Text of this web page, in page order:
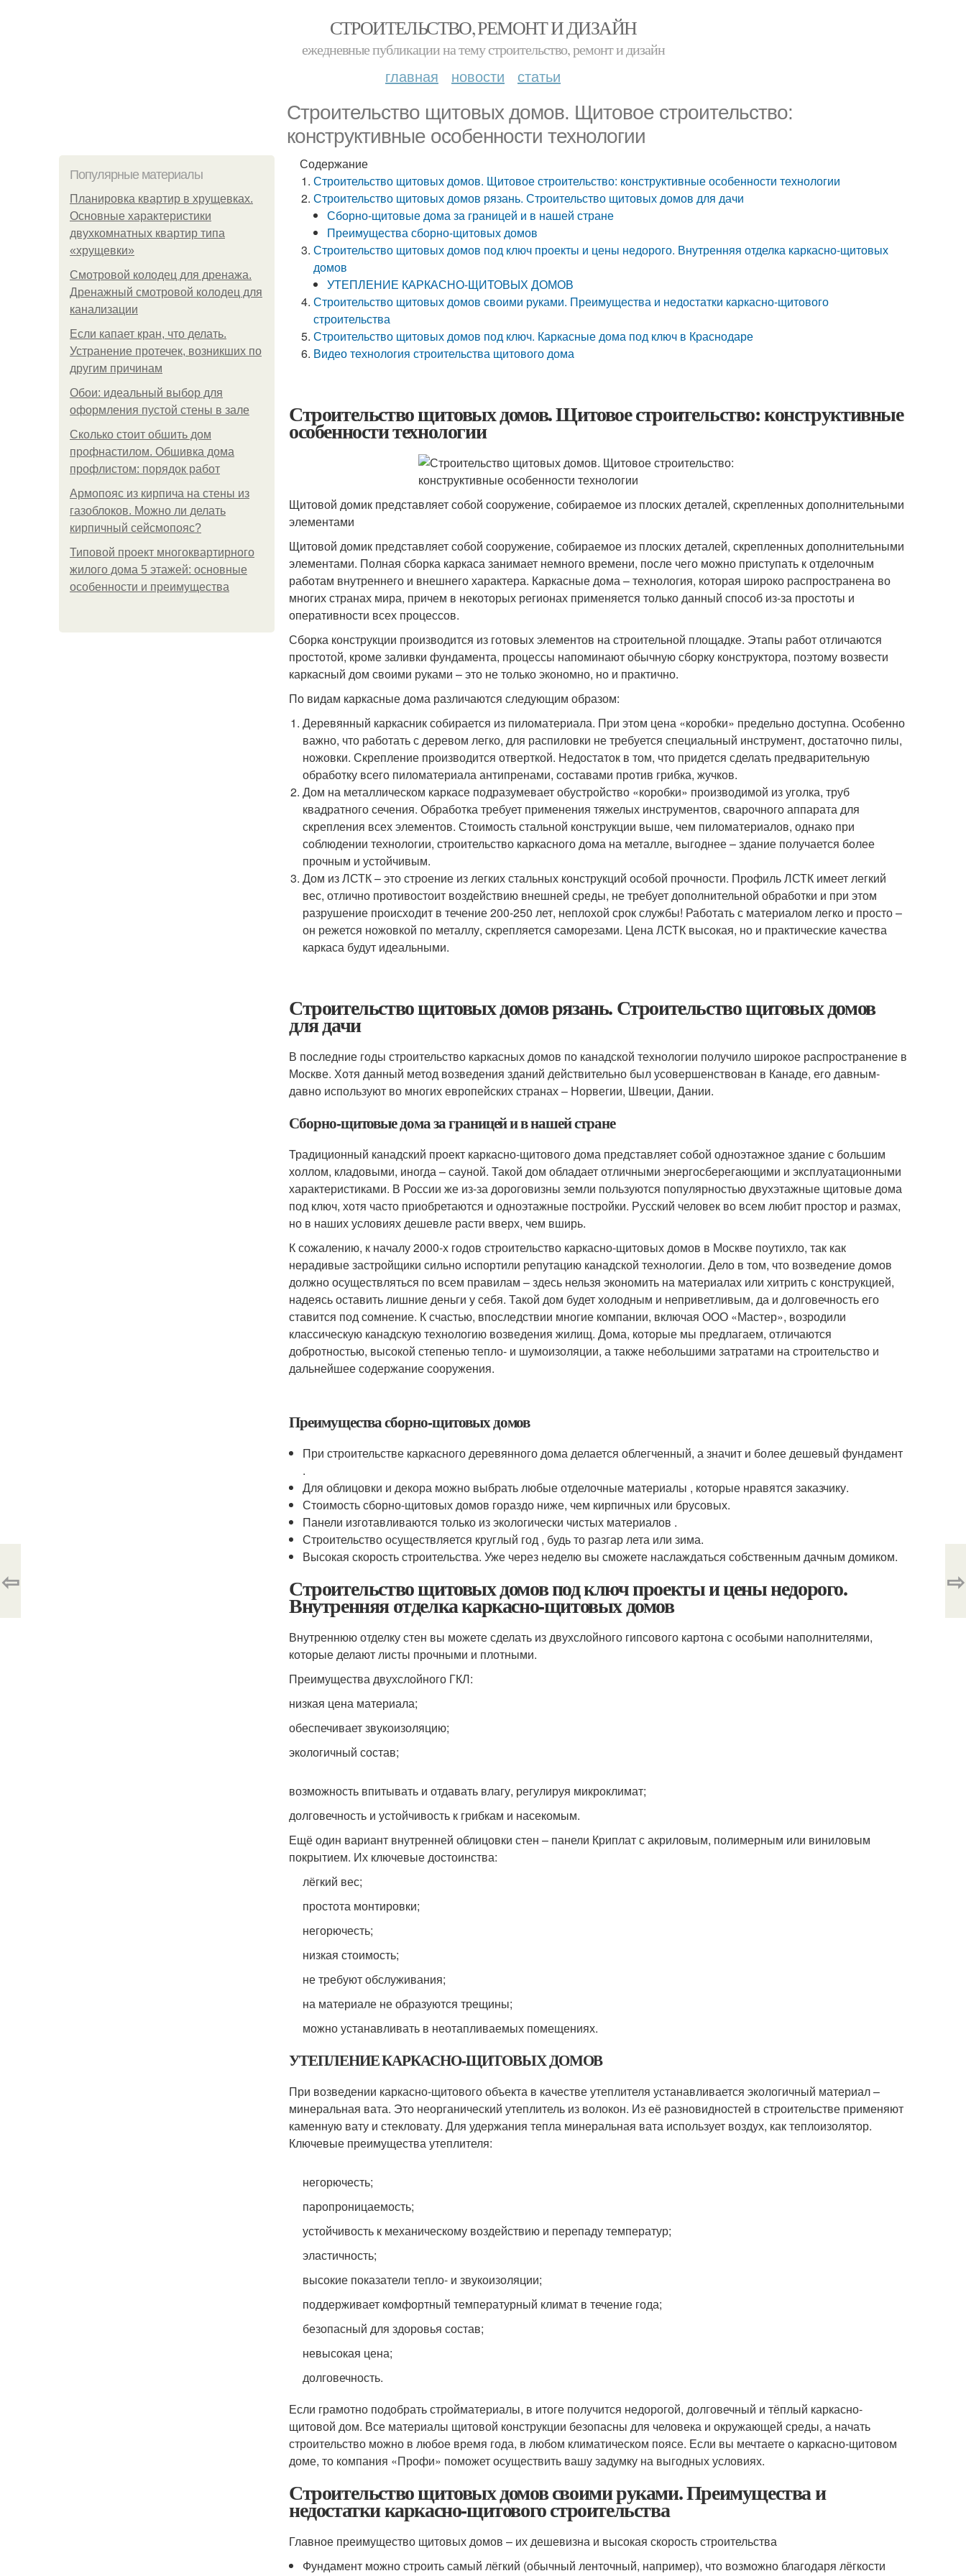
СТРОИТЕЛЬСТВО, РЕМОНТ И ДИЗАЙН
ежедневные публикации на тему строительство, ремонт и дизайн
главная новости статьи
Строительство щитовых домов. Щитовое строительство:
конструктивные особенности технологии
Популярные материалы
Планировка квартир в хрущевках.
Основные характеристики
двухкомнатных квартир типа
«хрущевки»
Смотровой колодец для дренажа.
Дренажный смотровой колодец для
канализации
Если капает кран, что делать.
Устранение протечек, возникших по
другим причинам
Обои: идеальный выбор для
оформления пустой стены в зале
Сколько стоит обшить дом
профнастилом. Обшивка дома
профлистом: порядок работ
Армопояс из кирпича на стены из
газоблоков. Можно ли делать
кирпичный сейсмопояс?
Типовой проект многоквартирного
жилого дома 5 этажей: основные
особенности и преимущества
Содержание
Строительство щитовых домов. Щитовое строительство: конструктивные особенности технологии
Строительство щитовых домов рязань. Строительство щитовых домов для дачи
Сборно-щитовые дома за границей и в нашей стране
Преимущества сборно-щитовых домов
Строительство щитовых домов под ключ проекты и цены недорого. Внутренняя отделка каркасно-щитовых
домов
УТЕПЛЕНИЕ КАРКАСНО-ЩИТОВЫХ ДОМОВ
Строительство щитовых домов своими руками. Преимущества и недостатки каркасно-щитового
строительства
Строительство щитовых домов под ключ. Каркасные дома под ключ в Краснодаре
Видео технология строительства щитового дома
Строительство щитовых домов. Щитовое строительство: конструктивные
особенности технологии
Щитовой домик представляет собой сооружение, собираемое из плоских деталей, скрепленных дополнительными
элементами
Щитовой домик представляет собой сооружение, собираемое из плоских деталей, скрепленных дополнительными
элементами. Полная сборка каркаса занимает немного времени, после чего можно приступать к отделочным
работам внутреннего и внешнего характера. Каркасные дома – технология, которая широко распространена во
многих странах мира, причем в некоторых регионах применяется только данный способ из-за простоты и
оперативности всех процессов.
Сборка конструкции производится из готовых элементов на строительной площадке. Этапы работ отличаются
простотой, кроме заливки фундамента, процессы напоминают обычную сборку конструктора, поэтому возвести
каркасный дом своими руками – это не только экономно, но и практично.
По видам каркасные дома различаются следующим образом:
Деревянный каркасник собирается из пиломатериала. При этом цена «коробки» предельно доступна. Особенно
важно, что работать с деревом легко, для распиловки не требуется специальный инструмент, достаточно пилы,
ножовки. Скрепление производится отверткой. Недостаток в том, что придется сделать предварительную
обработку всего пиломатериала антипренами, составами против грибка, жучков.
Дом на металлическом каркасе подразумевает обустройство «коробки» производимой из уголка, труб
квадратного сечения. Обработка требует применения тяжелых инструментов, сварочного аппарата для
скрепления всех элементов. Стоимость стальной конструкции выше, чем пиломатериалов, однако при
соблюдении технологии, строительство каркасного дома на металле, выгоднее – здание получается более
прочным и устойчивым.
Дом из ЛСТК – это строение из легких стальных конструкций особой прочности. Профиль ЛСТК имеет легкий
вес, отлично противостоит воздействию внешней среды, не требует дополнительной обработки и при этом
разрушение происходит в течение 200-250 лет, неплохой срок службы! Работать с материалом легко и просто –
он режется ножовкой по металлу, скрепляется саморезами. Цена ЛСТК высокая, но и практические качества
каркаса будут идеальными.
Строительство щитовых домов рязань. Строительство щитовых домов
для дачи
В последние годы строительство каркасных домов по канадской технологии получило широкое распространение в
Москве. Хотя данный метод возведения зданий действительно был усовершенствован в Канаде, его давным-
давно используют во многих европейских странах – Норвегии, Швеции, Дании.
Сборно-щитовые дома за границей и в нашей стране
Традиционный канадский проект каркасно-щитового дома представляет собой одноэтажное здание с большим
холлом, кладовыми, иногда – сауной. Такой дом обладает отличными энергосберегающими и эксплуатационными
характеристиками. В России же из-за дороговизны земли пользуются популярностью двухэтажные щитовые дома
под ключ, хотя часто приобретаются и одноэтажные постройки. Русский человек во всем любит простор и размах,
но в наших условиях дешевле расти вверх, чем вширь.
К сожалению, к началу 2000-х годов строительство каркасно-щитовых домов в Москве поутихло, так как
нерадивые застройщики сильно испортили репутацию канадской технологии. Дело в том, что возведение домов
должно осуществляться по всем правилам – здесь нельзя экономить на материалах или хитрить с конструкцией,
надеясь оставить лишние деньги у себя. Такой дом будет холодным и неприветливым, да и долговечность его
ставится под сомнение. К счастью, впоследствии многие компании, включая ООО «Мастер», возродили
классическую канадскую технологию возведения жилищ. Дома, которые мы предлагаем, отличаются
добротностью, высокой степенью тепло- и шумоизоляции, а также небольшими затратами на строительство и
дальнейшее содержание сооружения.
Преимущества сборно-щитовых домов
При строительстве каркасного деревянного дома делается облегченный, а значит и более дешевый фундамент
.
Для облицовки и декора можно выбрать любые отделочные материалы , которые нравятся заказчику.
Стоимость сборно-щитовых домов гораздо ниже, чем кирпичных или брусовых.
Панели изготавливаются только из экологически чистых материалов .
Строительство осуществляется круглый год , будь то разгар лета или зима.
Высокая скорость строительства. Уже через неделю вы сможете наслаждаться собственным дачным домиком.
Строительство щитовых домов под ключ проекты и цены недорого.
Внутренняя отделка каркасно-щитовых домов
Внутреннюю отделку стен вы можете сделать из двухслойного гипсового картона с особыми наполнителями,
которые делают листы прочными и плотными.
Преимущества двухслойного ГКЛ:
низкая цена материала;
обеспечивает звукоизоляцию;
экологичный состав;
возможность впитывать и отдавать влагу, регулируя микроклимат;
долговечность и устойчивость к грибкам и насекомым.
Ещё один вариант внутренней облицовки стен – панели Криплат с акриловым, полимерным или виниловым
покрытием. Их ключевые достоинства:
лёгкий вес;
простота монтировки;
негорючесть;
низкая стоимость;
не требуют обслуживания;
на материале не образуются трещины;
можно устанавливать в неотапливаемых помещениях.
УТЕПЛЕНИЕ КАРКАСНО-ЩИТОВЫХ ДОМОВ
При возведении каркасно-щитового объекта в качестве утеплителя устанавливается экологичный материал –
минеральная вата. Это неорганический утеплитель из волокон. Из её разновидностей в строительстве применяют
каменную вату и стекловату. Для удержания тепла минеральная вата использует воздух, как теплоизолятор.
Ключевые преимущества утеплителя:
негорючесть;
паропроницаемость;
устойчивость к механическому воздействию и перепаду температур;
эластичность;
высокие показатели тепло- и звукоизоляции;
поддерживает комфортный температурный климат в течение года;
безопасный для здоровья состав;
невысокая цена;
долговечность.
Если грамотно подобрать стройматериалы, в итоге получится недорогой, долговечный и тёплый каркасно-
щитовой дом. Все материалы щитовой конструкции безопасны для человека и окружающей среды, а начать
строительство можно в любое время года, в любом климатическом поясе. Если вы мечтаете о каркасно-щитовом
доме, то компания «Профи» поможет осуществить вашу задумку на выгодных условиях.
Строительство щитовых домов своими руками. Преимущества и
недостатки каркасно-щитового строительства
Главное преимущество щитовых домов – их дешевизна и высокая скорость строительства
Фундамент можно строить самый лёгкий (обычный ленточный, например), что возможно благодаря лёгкости
⇦ ⇨